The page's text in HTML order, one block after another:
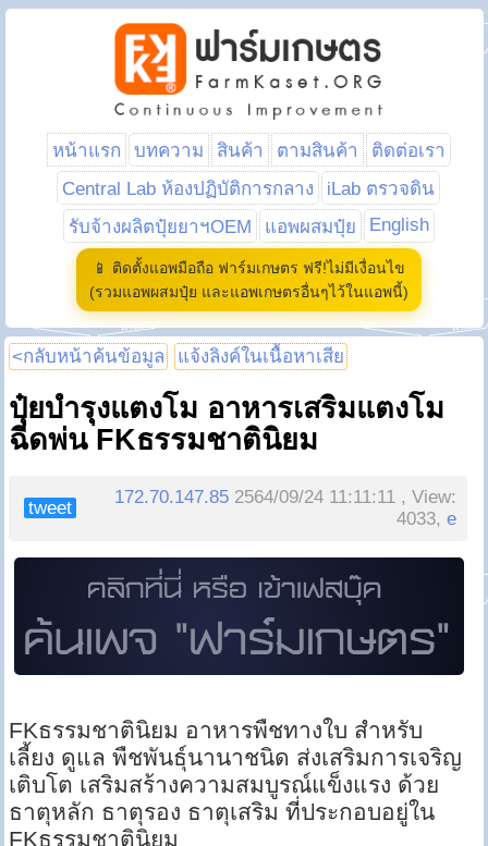
หน้าแรก บทความ สินค้า ตามสินค้า
ติดต่อเรา
Central Lab ห้องปฏิบัติการกลาง
iLab ตรวจดิน
รับจ้างผลิตปุ๋ยยาฯOEM
แอพผสมปุ๋ย English
📱 ติดตั้งแอพมือถือ ฟาร์มเกษตร ฟรี!ไม่มีเงื่อนไข
(รวมแอพผสมปุ๋ย และแอพเกษตรอื่นๆไว้ในแอพนี้)
<กลับหน้าค้นข้อมูล แจ้งลิงค์ในเนื้อหาเสีย
ปุ๋ยบำรุงแตงโม อาหารเสริมแตงโม
ฉีดพ่น FKธรรมชาตินิยม
tweet
172.70.147.85 2564/09/24 11:11:11 , View:
4033,e
FKธรรมชาตินิยม อาหารพืชทางใบ สำหรับ
เลี้ยง ดูแล พืชพันธุ์นานาชนิด ส่งเสริมการเจริญ
เติบโต เสริมสร้างความสมบูรณ์แข็งแรง ด้วย
ธาตุหลัก ธาตุรอง ธาตุเสริม ที่ประกอบอยู่ใน
FKธรรมชาตินิยม